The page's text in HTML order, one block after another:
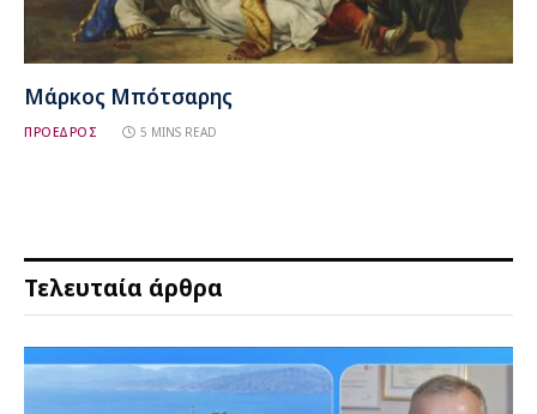
Μάρκος Μπότσαρης
ΠΡΟΕΔΡΟΣ 5 MINS READ
Τελευταία άρθρα